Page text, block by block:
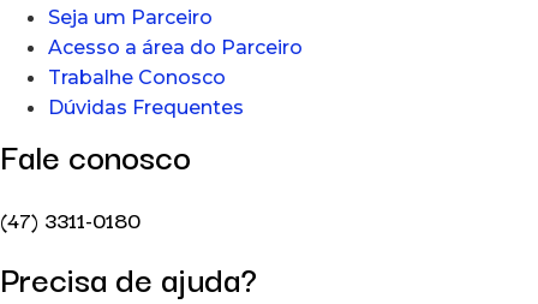
Seja um Parceiro
Acesso a área do Parceiro
Trabalhe Conosco
Dúvidas Frequentes
Fale conosco
(47) 3311-0180
Precisa de ajuda?